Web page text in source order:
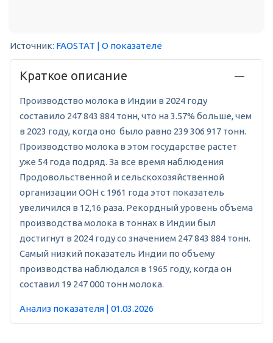
Источник: FAOSTAT | О показателе
Краткое описание
Производство молока в Индии в 2024 году
составило 247 843 884 тонн, что на 3.57% больше, чем
в 2023 году, когда оно было равно 239 306 917 тонн.
Производство молока в этом государстве растет
уже 54 года подряд. За все время наблюдения
Продовольственной и сельскохозяйственной
организации ООН с 1961 года этот показатель
увеличился в 12,16 раза. Рекордный уровень объема
производства молока в тоннах в Индии был
достигнут в 2024 году со значением 247 843 884 тонн.
Самый низкий показатель Индии по объему
производства наблюдался в 1965 году, когда он
составил 19 247 000 тонн молока.
Анализ показателя | 01.03.2026